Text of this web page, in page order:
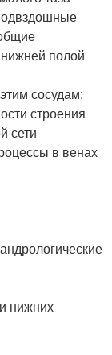
полой
сосудам:
строения
сети
в венах
нижних